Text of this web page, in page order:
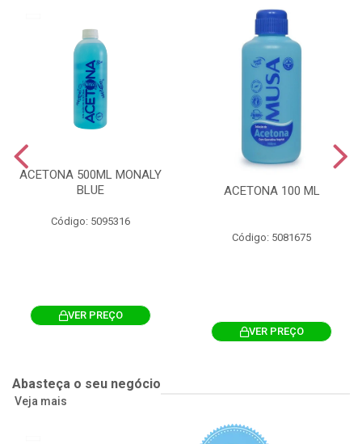
ACETONA 500ML MONALY
BLUE
Código: 5095316
VER PREÇO
ACETONA 100 ML
Código: 5081675
VER PREÇO
Abasteça o seu negócio
Veja mais